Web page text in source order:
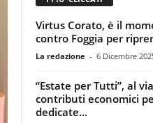
Virtus Corato, è il
contro Foggia per
La redazione - 6 Dicembre
“Estate per Tutti”, al
contributi economici
dedicate...